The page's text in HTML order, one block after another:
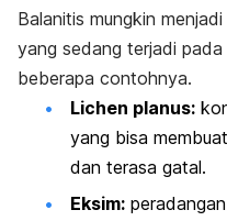
Balanitis mungkin
yang sedang terjadi
beberapa contohnya.
Lichen planus:
yang bisa
dan terasa gatal.
Eksim: